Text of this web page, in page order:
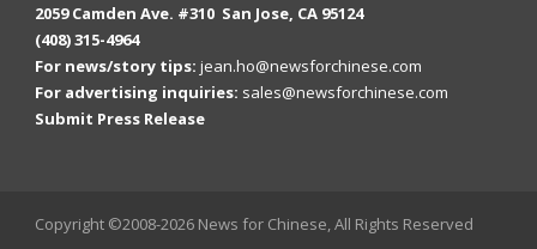
2059 Camden Ave. #310 San Jose, CA 95124
(408) 315-4964
For news/story tips: jean.ho@newsforchinese.com
For advertising inquiries: sales@newsforchinese.com
Submit Press Release
Copyright ©2008-2026 News for Chinese, All Rights Reserved